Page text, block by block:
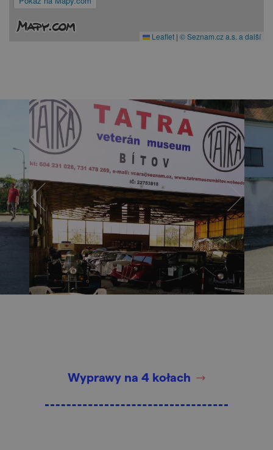
Leaflet | © Seznam.cz a.s. a další
Wyprawy na 4 kołach